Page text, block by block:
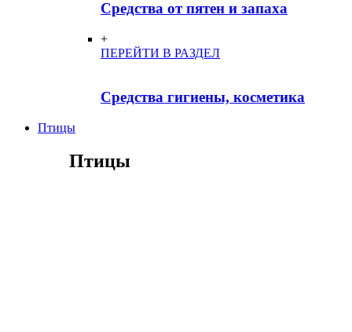
Средства от пятен и запаха
+
ПЕРЕЙТИ В РАЗДЕЛ
Средства гигиены, косметика
Птицы
Птицы